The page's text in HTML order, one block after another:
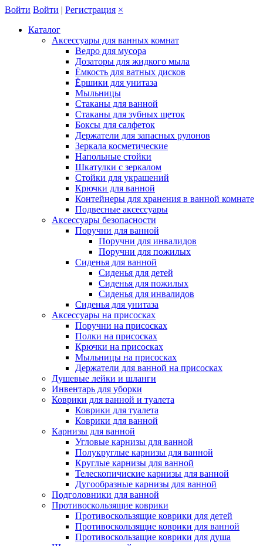
Войти Войти | Регистрация ×
Каталог
Аксессуары для ванных комнат
Ведро для мусора
Дозаторы для жидкого мыла
Ёмкость для ватных дисков
Ёршики для унитаза
Мыльницы
Стаканы для ванной
Стаканы для зубных щеток
Боксы для салфеток
Держатели для запасных рулонов
Зеркала косметические
Напольные стойки
Шкатулки с зеркалом
Стойки для украшений
Крючки для ванной
Контейнеры для хранения в ванной комнате
Подвесные аксессуары
Аксессуары безопасности
Поручни для ванной
Поручни для инвалидов
Поручни для пожилых
Сиденья для ванной
Сиденья для детей
Сиденья для пожилых
Сиденья для инвалидов
Сиденья для унитаза
Аксессуары на присосках
Поручни на присосках
Полки на присосках
Крючки на присосках
Мыльницы на присосках
Держатели для ванной на присосках
Душевые лейки и шланги
Инвентарь для уборки
Коврики для ванной и туалета
Коврики для туалета
Коврики для ванной
Карнизы для ванной
Угловые карнизы для ванной
Полукруглые карнизы для ванной
Круглые карнизы для ванной
Телескопичиские карнизы для ванной
Дугообразные карнизы для ванной
Подголовники для ванной
Противоскользящие коврики
Противоскользящие коврики для детей
Противоскользящие коврики для ванной
Противоскользащие коврики для душа